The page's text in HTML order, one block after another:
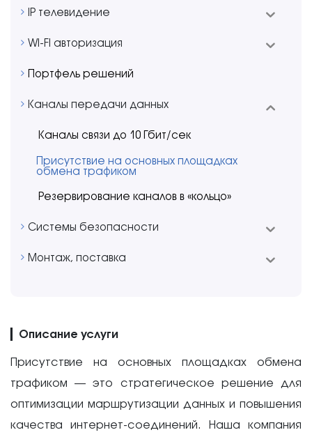
IP телевидение
WI-FI авторизация
Портфель решений
Каналы передачи данных
Каналы связи до 10 Гбит/сек
Присутствие на основных площадках
обмена трафиком
Резервирование каналов в «кольцо»
Системы безопасности
Монтаж, поставка
Описание услуги
Присутствие на основных площадках обмена
трафиком — это стратегическое решение для
оптимизации маршрутизации данных и повышения
качества интернет-соединений. Наша компания